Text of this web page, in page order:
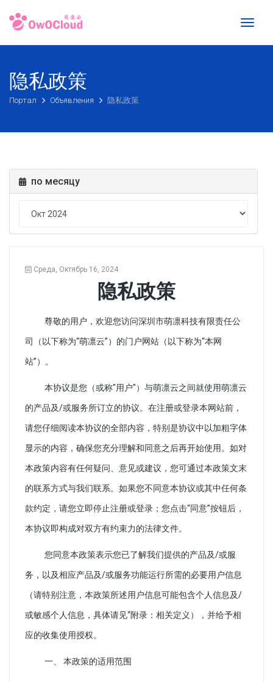
Toggle
隐私政策
Портал Объявления 隐私政策
по месяцу
Среда, Октябрь 16, 2024
隐私政策
尊敬的用户，欢迎您访问深圳市萌凛科技有限责任公
司（以下称为“萌凛云”）的门户网站（以下称为“本网
站”）。
本协议是您（或称"用户"）与萌凛云之间就使用萌凛云
的产品及/或服务所订立的协议。在注册或登录本网站前，
请您仔细阅读本协议的全部内容，特别是协议中以加粗字体
显示的内容，确保您充分理解和同意之后再开始使用。如对
本政策内容有任何疑问、意见或建议，您可通过本政策文末
的联系方式与我们联系。如果您不同意本协议或其中任何条
款约定，请您立即停止注册或登录；您点击“同意”按钮后，
本协议即构成对双方有约束力的法律文件。
您同意本政策表示您已了解我们提供的产品及/或服
务，以及相应产品及/或服务功能运行所需的必要用户信息
（请特别注意，本政策所述用户信息可能包含个人信息及/
或敏感个人信息，具体请见“附录：相关定义），并给予相
应的收集使用授权。
一、 本政策的适用范围